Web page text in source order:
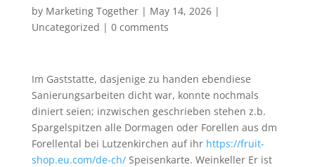
by Marketing Together| May 14, 2026|
Uncategorized | 0 comments
Im Gaststatte, dasjenige zu handen ebendiese
Sanierungsarbeiten dicht war, konnte nochmals
diniert seien; inzwischen geschrieben stehen z.b.
Spargelspitzen alle Dormagen oder Forellen aus dm
Forellental bei Lutzenkirchen auf ihr https://fruit-
shop.eu.com/de-ch/Speisenkarte. Weinkeller Er ist